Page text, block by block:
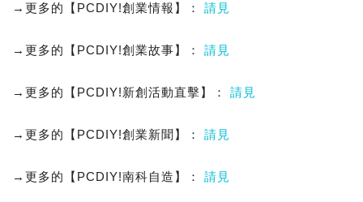
→更多的【PCDIY!創業情報】： 請見
→更多的【PCDIY!創業故事】： 請見
→更多的【PCDIY!新創活動直擊】： 請見
→更多的【PCDIY!創業新聞】： 請見
→更多的【PCDIY!南科自造】： 請見